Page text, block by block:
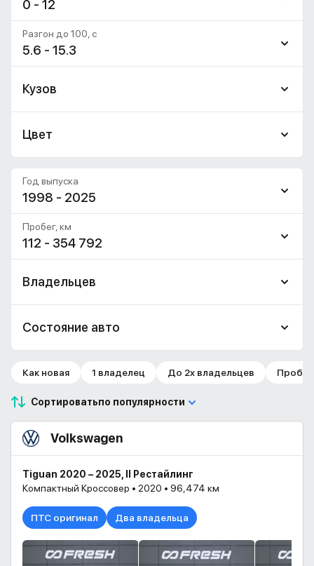
0 - 12
5.6 - 15.3
Разгон до 100, c
Кузов
Цвет
1998 - 2025
Год выпуска
112 - 354 792
Пробег, км
Владельцев
Состояние авто
Как новая 1 владелец До 2х владельцев
Сортироватьпо популярности
Volkswagen
Tiguan 2020 – 2025, II Рестайлинг
Компактный Кроссовер • 2020 • 96,474 км
ПТС оригинал Два владельца